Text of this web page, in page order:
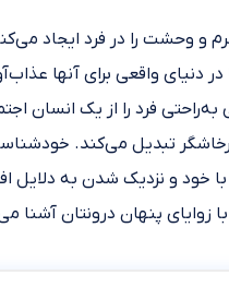
و وحشت را در فرد ایجاد
در دنیای واقعی برای آنها
فرد را از یک انسان
تبدیل می‌کند.
خود و نزدیک شدن به دلایل
زوایای پنهان درونتان آشنا